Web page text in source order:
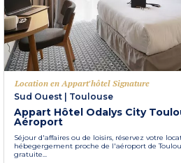
Location en Appart'hôtel Signature
Sud Ouest
Toulouse
Appart Hôtel Odalys City
Aéroport
Séjour d'affaires ou de loisirs, réservez votre
hébegergement proche de l'aéroport de
gratuite...